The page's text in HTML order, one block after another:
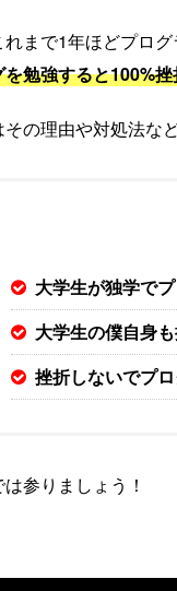
まで1年ほどプロ
を勉強すると100%
の理由や対処法な
大学生が独学で
大学生の僕自身も
挫折しないでプ
参りましょう！